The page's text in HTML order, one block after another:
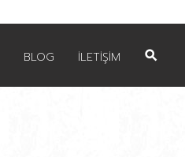
BLOG İLETİŞİM